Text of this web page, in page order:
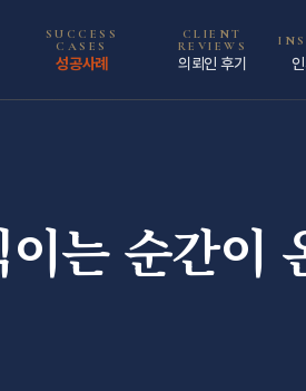
SUCCESS
CASES
성공사례
CLIENT
REVIEWS
의뢰인 후기
는 순간이